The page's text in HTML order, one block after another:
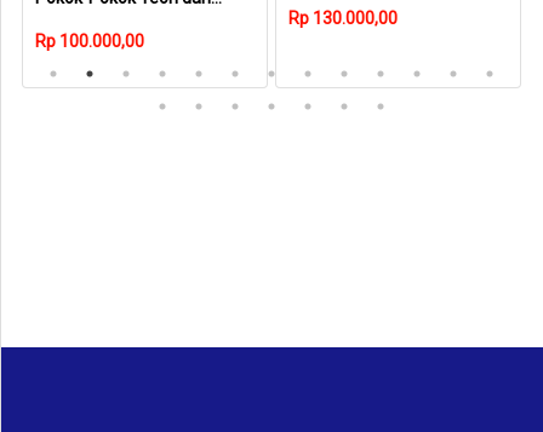
Rp 100.000,00
Rp 130.000,00